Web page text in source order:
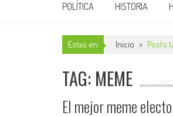
POLÍTICA HISTORIA
Estas en Inicio > Posts
TAG: MEME
El mejor meme